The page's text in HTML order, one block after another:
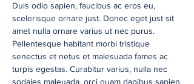
Duis odio sapien, faucibus ac eros eu,
scelerisque ornare just. Donec eget just sit
amet nulla ornare varius ut nec purus.
Pellentesque habitant morbi tristique
senectus et netus et malesuada fames ac
turpis egestas. Curabitur varius, nulla nec
sodales maleuada, orci quam dapibus sapien,